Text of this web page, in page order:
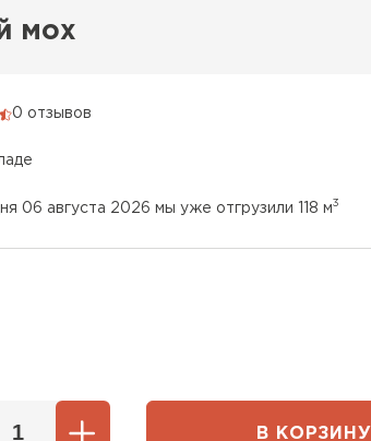
мох
0 отзывов
06 августа 2026 мы уже отгрузили 118 м3
В КОРЗИНУ